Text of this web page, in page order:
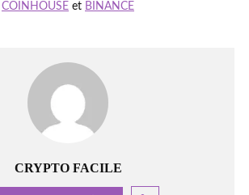
COINHOUSE et BINANCE
CRYPTO FACILE